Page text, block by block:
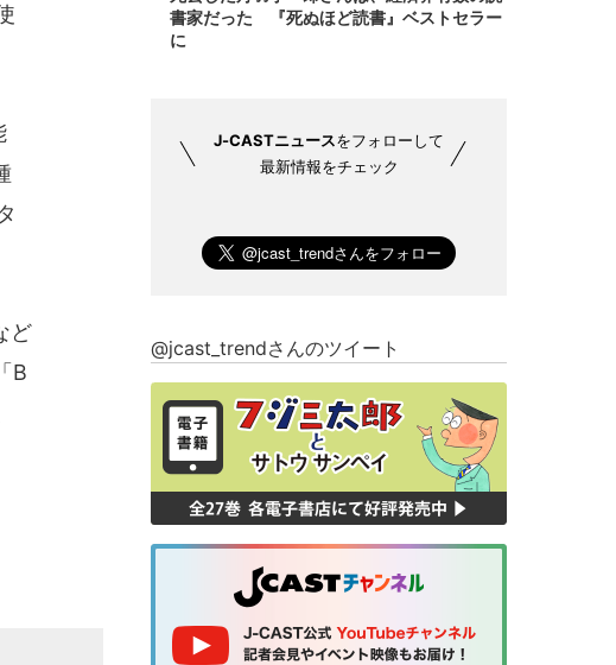
ど
B
書家だった 『死ぬほど読書』ベストセラー
に
J-CASTニュースをフォローして
最新情報をチェック
@jcast_trendさんのツイート